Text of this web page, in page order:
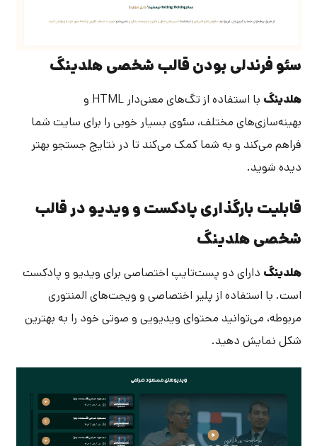
سئو فرندلی بودن قالب شخصی هلدینگ
هلدینگ
با استفاده از تگ‌های معنی‌دار HTML و
بهینه‌سازی‌های مختلف، سئوی بسیار خوبی را برای سایت شما
فراهم می‌کند و به شما کمک می‌کند تا در نتایج جستجو بهتر
دیده شوید.
قابلیت بارگذاری پادکست و ویدیو در قالب
شخصی هلدینگ
هلدینگ دارای دو پست‌تایپ اختصاصی برای ویدیو و پادکست
است. با استفاده از پلیر اختصاصی و ویجت‌های المنتوری
مربوطه، می‌توانید محتوای ویدیویی و صوتی خود را به بهترین
شکل نمایش دهید.